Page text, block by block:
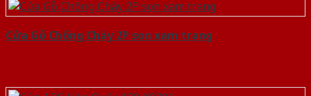
Cửa Gỗ Chống Cháy 2P son xam trang